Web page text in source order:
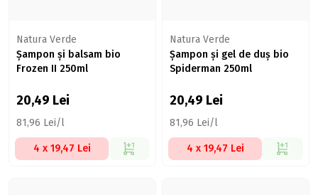
Natura Verde
Șampon și balsam bio
Frozen II 250ml
20,49 Lei
81,96 Lei/l
4 x 19,47 Lei
Natura Verde
Șampon și gel de duș bio
Spiderman 250ml
20,49 Lei
81,96 Lei/l
4 x 19,47 Lei